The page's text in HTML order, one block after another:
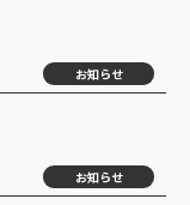
お知らせ
お知らせ